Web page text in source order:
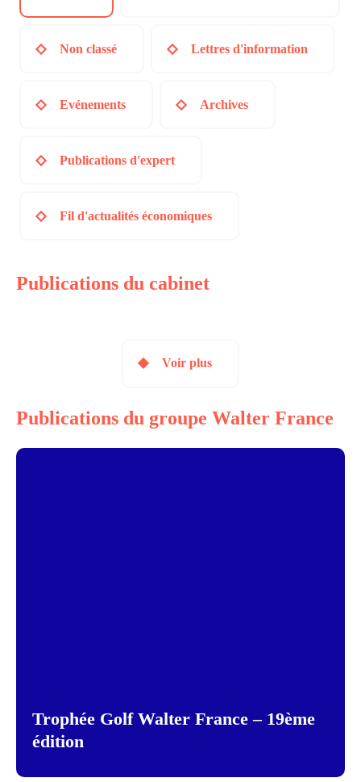
Non classé Lettres d'information
Evénements Archives
Publications d'expert
Fil d'actualités économiques
Publications du cabinet
Voir plus
Publications du groupe Walter France
Trophée Golf Walter France – 19ème
édition